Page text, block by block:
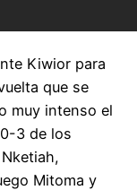
Kiwior para
que se
muy intenso el
3 de los
Mitoma y